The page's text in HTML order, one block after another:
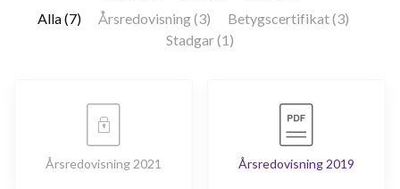
Alla (7)
Årsredovisning (3)
Betygscertifikat (3)
Stadgar (1)
Årsredovisning 2021 Årsredovisning 2019